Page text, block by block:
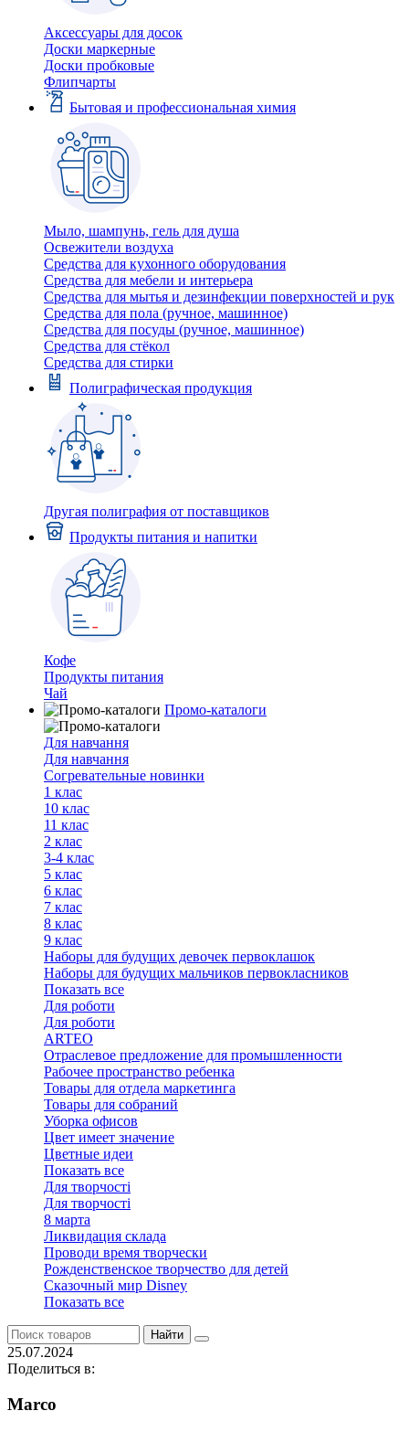
Аксессуары для досок
Доски маркерные
Доски пробковые
Флипчарты
Бытовая и профессиональная химия
Мыло, шампунь, гель для душа
Освежители воздуха
Средства для кухонного оборудования
Средства для мебели и интерьера
Средства для мытья и дезинфекции поверхностей и рук
Средства для пола (ручное, машинное)
Средства для посуды (ручное, машинное)
Средства для стёкол
Средства для стирки
Полиграфическая продукция
Другая полиграфия от поставщиков
Продукты питания и напитки
Кофе
Продукты питания
Чай
Промо-каталоги
Для навчання
Для навчання
Согревательные новинки
1 клас
10 клас
11 клас
2 клас
3-4 клас
5 клас
6 клас
7 клас
8 клас
9 клас
Наборы для будущих девочек первоклашок
Наборы для будущих мальчиков первокласников
Показать все
Для роботи
Для роботи
ARTEO
Отраслевое предложение для промышленности
Рабочее пространство ребенка
Товары для отдела маркетинга
Товары для собраний
Уборка офисов
Цвет имеет значение
Цветные идеи
Показать все
Для творчостi
Для творчостi
8 марта
Ликвидация склада
Проводи время творчески
Рожденственское творчество для детей
Сказочный мир Disney
Показать все
Найти
25.07.2024
Поделиться в:
Marco